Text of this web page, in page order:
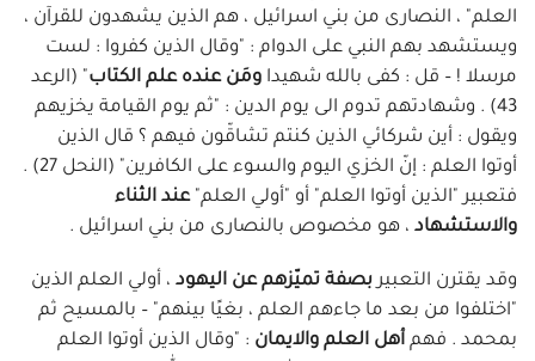
العلم" ، النصارى من بني اسرائيل ، هم الذين يشهدون للقرآن ،
ويستشهد بهم النبي على الدوام : "وقال الذين كفروا : لست
مرسلا ! – قل : كفى بالله شهيدا ومَن عنده علم الكتاب" (الرعد
43) . وشهادتهم تدوم الى يوم الدين : "ثم يوم القيامة يخزيهم
ويقول : أين شركائي الذين كنتم تشاقّون فيهم ؟ قال الذين
أوتوا العلم : إنّ الخزي اليوم والسوء على الكافرين" (النحل 27) .
فتعبير "الذين أوتوا العلم" أو "أولي العلم"عند الثناء
والاستشهاد ، هو مخصوص بالنصارى من بني اسرائيل .
وقد يقترن التعبير بصفة تميّزهم عن اليهود ، أولي العلم الذين
"اختلفوا من بعد ما جاءهم العلم ، بغيًا بينهم" – بالمسيح ثم
بمحمد . فهم أهل العلم والايمان : "وقال الذين أوتوا العلم